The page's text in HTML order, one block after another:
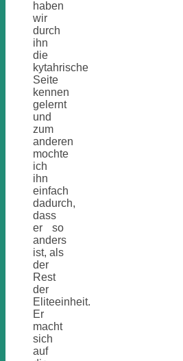
haben
wir
durch
ihn
die
kytahrische
Seite
kennen
gelernt
und
zum
anderen
mochte
ich
ihn
einfach
dadurch,
dass
er so
anders
ist, als
der
Rest
der
Eliteeinheit.
Er
macht
sich
auf